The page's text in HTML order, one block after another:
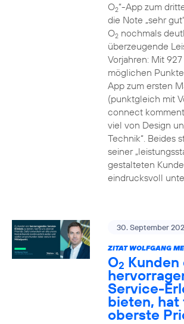
O2“-App zum
die Note „sehr
O2nochmals
überzeugende
Vorjahren: Mit
möglichen
App zum ersten
(punktgleich mit
connect
viel von Design
Technik“. Beides
seiner
gestalteten
eindrucksvoll
30. September
ZITAT WOLFGANG
O2 Kunden
Service-
bieten, hat
oberste